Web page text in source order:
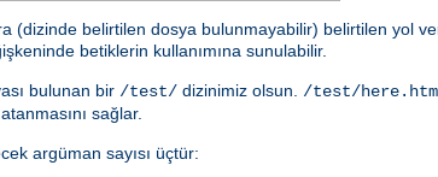
(dizinde belirtilen dosya bulunmayabilir) belirtilen yol
betiklerin kullanımına sunulabilir.
bulunan bir /test/ dizinimiz olsun. /test/
sağlar.
argüman sayısı üçtür: